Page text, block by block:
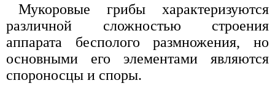
Мукоровые грибы характеризуются
различной сложностью строения
аппарата бесполого размножения, но
основными его элементами являются
спороносцы и споры.